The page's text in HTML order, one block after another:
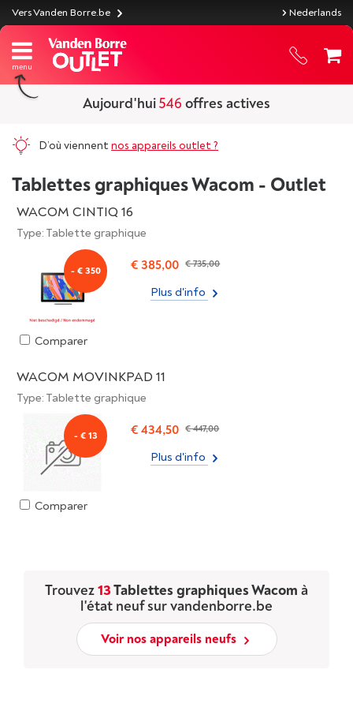
Vers Vanden Borre.be Nederlands
Aujourd'hui546 offres actives
D’où viennent nos appareils outlet ?
Tablettes graphiques Wacom - Outlet
WACOM CINTIQ 16
Type: Tablette graphique
- € 350 € 385,00 € 735,00
Plus d'info
Comparer
WACOM MOVINKPAD 11
Type: Tablette graphique
- € 13 € 434,50 € 447,00
Plus d'info
Comparer
Trouvez13Tablettes graphiques Wacom à
l'état neuf sur vandenborre.be
Voir nos appareils neufs